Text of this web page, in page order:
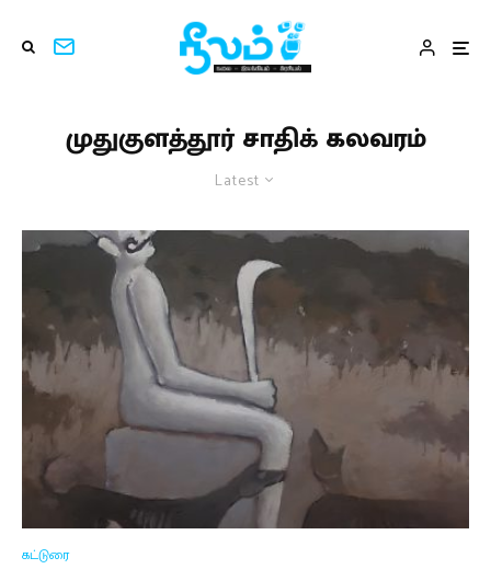
முதுகுளத்தூர் சாதிக் கலவரம்
Latest
கட்டுரை